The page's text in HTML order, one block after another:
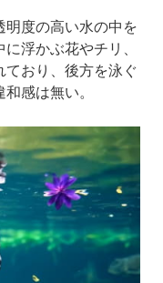
明度の高い水の中を
浮かぶ花やチリ、
ており、後方を泳ぐ
感は無い。